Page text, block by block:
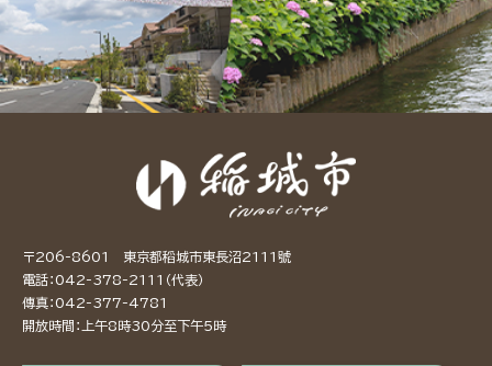
〒206-8601 東京都稻城市東長沼2111號
電話：042-378-2111（代表）
傳真：042-377-4781
開放時間：上午8時30分至下午5時